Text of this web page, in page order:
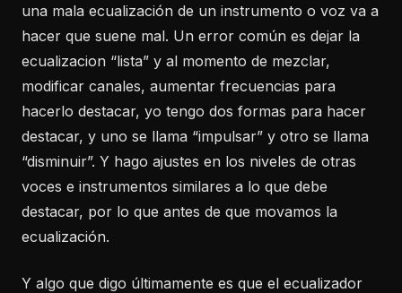
una mala ecualización de un instrumento o voz va a
hacer que suene mal. Un error común es dejar la
ecualizacion “lista” y al momento de mezclar,
modificar canales, aumentar frecuencias para
hacerlo destacar, yo tengo dos formas para hacer
destacar, y uno se llama “impulsar” y otro se llama
“disminuir”. Y hago ajustes en los niveles de otras
voces e instrumentos similares a lo que debe
destacar, por lo que antes de que movamos la
ecualización.
Y algo que digo últimamente es que el ecualizador